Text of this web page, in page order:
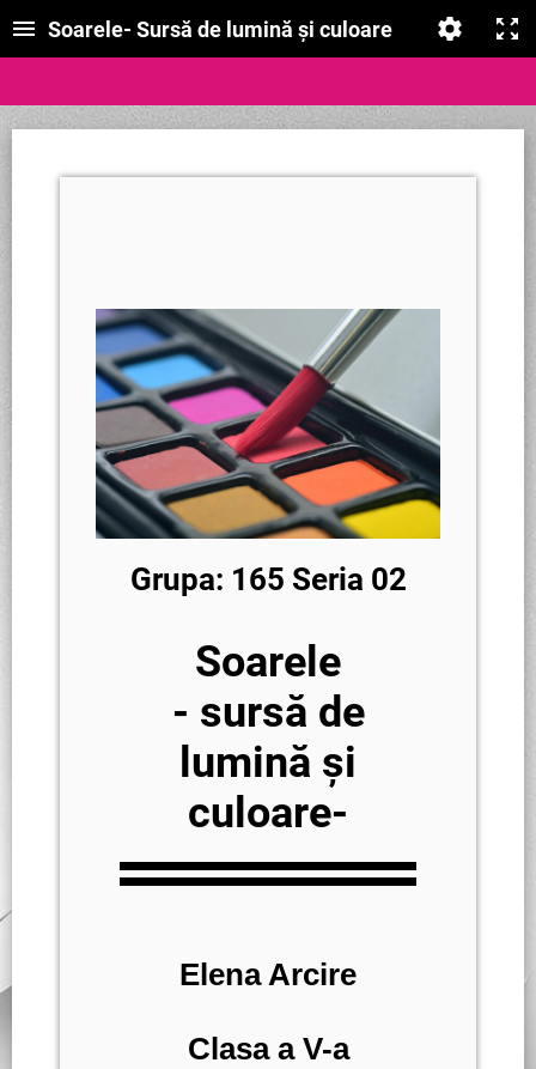
Soarele- Sursă de lumină și culoare
Grupa: 165 Seria 02
Soarele
- sursă de
lumină și
culoare-
Elena Arcire
Clasa a V-a